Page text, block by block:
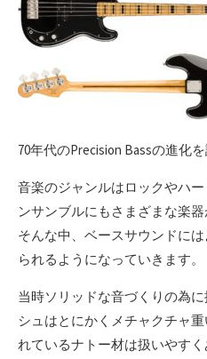
70年代のPrecision Bassの進化
音楽のジャンルはロックやハ
ンサンブルにもさまざまな楽
そんな中、ベースサウンドに
られるようになっていきます。
当時ソリッドな音づくりの為
シュはとにかくメチャクチャ
れているナトー材は扱いやす